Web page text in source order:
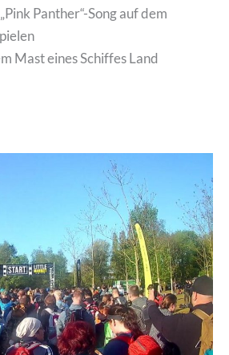
Panther“-Song auf dem
Mast eines Schiffes Land